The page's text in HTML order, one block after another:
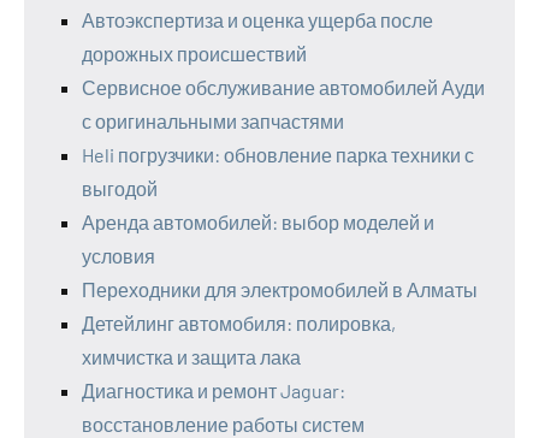
Автоэкспертиза и оценка ущерба после
дорожных происшествий
Сервисное обслуживание автомобилей Ауди
с оригинальными запчастями
Heli погрузчики: обновление парка техники с
выгодой
Аренда автомобилей: выбор моделей и
условия
Переходники для электромобилей в Алматы
Детейлинг автомобиля: полировка,
химчистка и защита лака
Диагностика и ремонт Jaguar:
восстановление работы систем